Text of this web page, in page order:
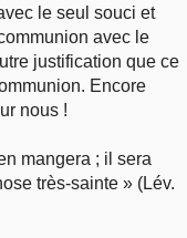
le seul souci et
avec le
justification que ce
Encore
nous !
mangera ; il sera
très-sainte » (Lév.